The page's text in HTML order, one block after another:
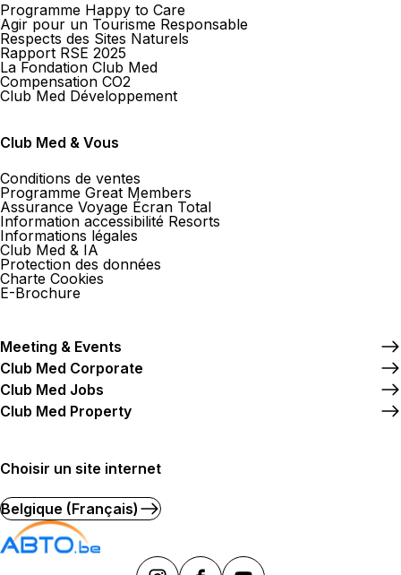
Programme Happy to Care
Agir pour un Tourisme Responsable
Respects des Sites Naturels
Rapport RSE 2025
La Fondation Club Med
Compensation CO2
Club Med Développement
Club Med & Vous
Conditions de ventes
Programme Great Members
Assurance Voyage Écran Total
Information accessibilité Resorts
Informations légales
Club Med & IA
Protection des données
Charte Cookies
E-Brochure
Meeting & Events
Club Med Corporate
Club Med Jobs
Club Med Property
Choisir un site internet
Belgique (Français)